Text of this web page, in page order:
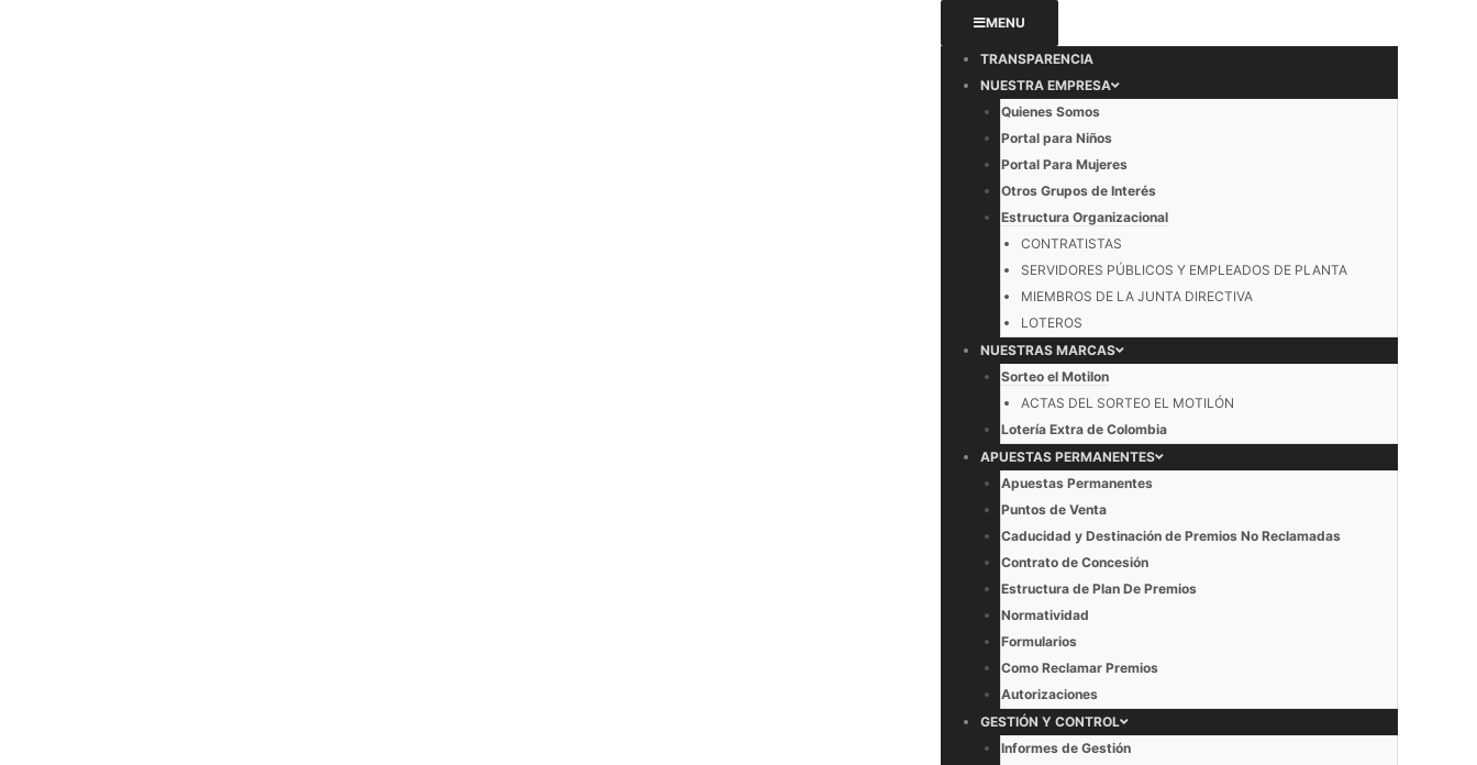
MENU
TRANSPARENCIA
NUESTRA EMPRESA
Quienes Somos
Portal para Niños
Portal Para Mujeres
Otros Grupos de Interés
Estructura Organizacional
CONTRATISTAS
SERVIDORES PÚBLICOS Y EMPLEADOS DE PLANTA
MIEMBROS DE LA JUNTA DIRECTIVA
LOTEROS
NUESTRAS MARCAS
Sorteo el Motilon
ACTAS DEL SORTEO EL MOTILÓN
Lotería Extra de Colombia
APUESTAS PERMANENTES
Apuestas Permanentes
Puntos de Venta
Caducidad y Destinación de Premios No Reclamadas
Contrato de Concesión
Estructura de Plan De Premios
Normatividad
Formularios
Como Reclamar Premios
Autorizaciones
GESTIÓN Y CONTROL
Informes de Gestión